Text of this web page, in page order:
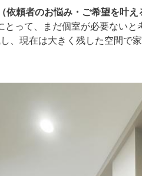
依頼者のお悩み・ご希望を叶
とって、まだ個室が必要ない
、現在は大きく残した空間で